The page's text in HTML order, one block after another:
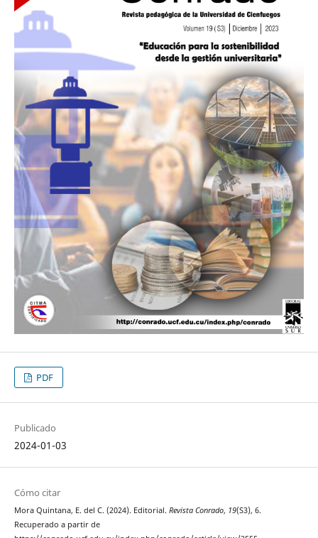
PDF
Publicado
2024-01-03
Cómo citar
Mora Quintana, E. del C. (2024). Editorial. Revista Conrado, 19(S3), 6.
Recuperado a partir de